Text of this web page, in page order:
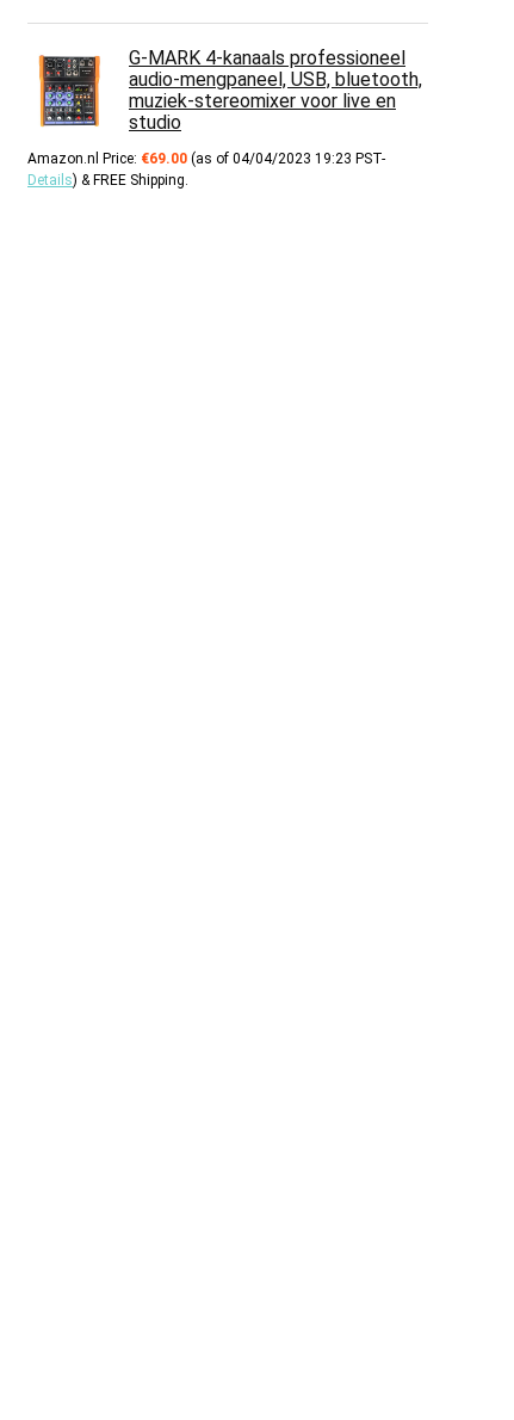
G-MARK 4-kanaals professioneel
audio-mengpaneel, USB, bluetooth,
muziek-stereomixer voor live en
studio
Amazon.nl Price: €69.00 (as of 04/04/2023 19:23 PST-
Details) & FREE Shipping.